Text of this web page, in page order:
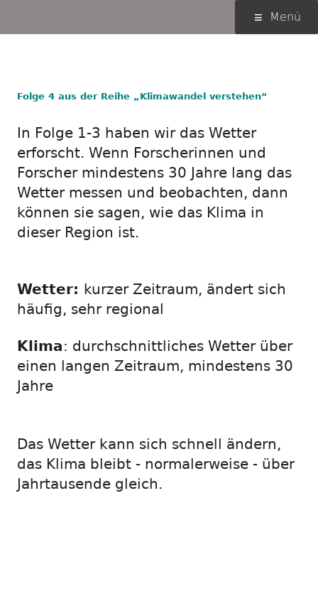
Menü
Menü
Folge 4 aus der Reihe „Klimawandel verstehen“
In Folge 1-3 haben wir das Wetter
erforscht. Wenn Forscherinnen und
Forscher mindestens 30 Jahre lang das
Wetter messen und beobachten, dann
können sie sagen, wie das Klima in
dieser Region ist.
Wetter: kurzer Zeitraum, ändert sich
häufig, sehr regional
Klima: durchschnittliches Wetter über
einen langen Zeitraum, mindestens 30
Jahre
Das Wetter kann sich schnell ändern,
das Klima bleibt - normalerweise - über
Jahrtausende gleich.